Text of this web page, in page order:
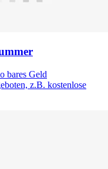
bares Geld
z.B. kostenlose